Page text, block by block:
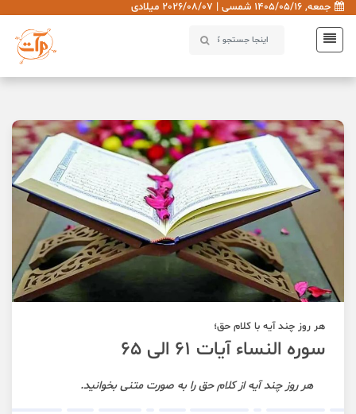
جمعه, 1405/05/16 شمسی | 2026/08/07 میلادی
هر روز چند آیه با کلام حق؛
سوره النساء آیات 61 الی 65
هر روز چند آیه از کلام حق را به صورت متنی بخوانید.